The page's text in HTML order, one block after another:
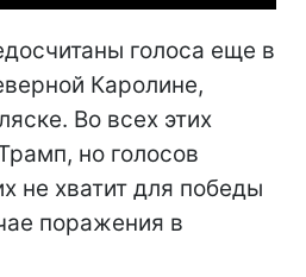
голоса еще в
Каролине,
Во всех этих
но голосов
не хватит для победы
поражения в